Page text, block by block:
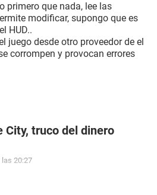
primero que nada, lee las
modificar, supongo que es
HUD..
juego desde otro proveedor de el
corrompen y provocan errores
City, truco del dinero
las 20:27